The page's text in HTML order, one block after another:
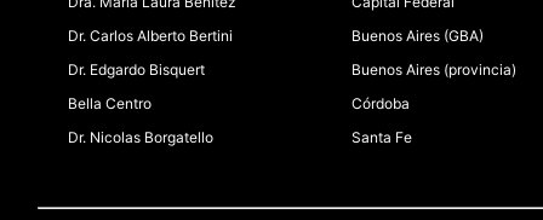
Dr. Carlos Alberto Bertini
Dr. Edgardo Bisquert
Bella Centro
Dr. Nicolas Borgatello
Buenos Aires (GBA)
Buenos Aires (provincia)
Córdoba
Santa Fe